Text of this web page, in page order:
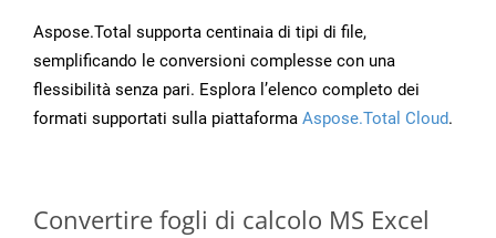
Aspose.Total supporta centinaia di tipi di file,
semplificando le conversioni complesse con una
flessibilità senza pari. Esplora l’elenco completo dei
formati supportati sulla piattaforma Aspose.Total Cloud.
Convertire fogli di calcolo MS Excel